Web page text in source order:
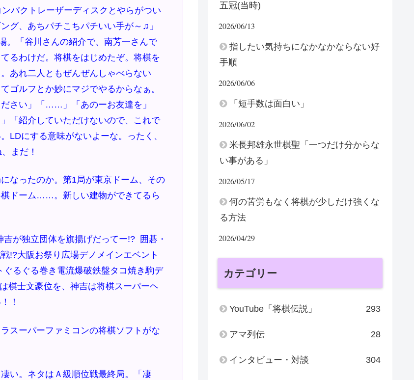
パクトレーザーディスクとやらがつい
グ、あちパチこちパチいい手が～♫」
。「谷川さんの紹介で、南芳一さんで
るわけだ。将棋をはじめたぞ。将棋を
あれ二人ともぜんぜんしゃべらない
ルフとか妙にマジでやるからなぁ。
さい」「……」「あのーお友達を」
紹介していただけないので、これで
にする意味がないよーな。ったく、
まだ！
なったのか。第1局が東京ドーム、その
ドーム……。新しい建物ができてるら
が独立団体を旗揚げだってー!? 囲碁・
!?大阪お祭り広場デノメインエベント
るぐる巻き電流爆破鉄盤タコ焼き駒デ
棋士文豪位を、神吉は将棋スーパーヘ
！
スーパーファミコンの将棋ソフトがな
い。ネタはＡ級順位戦最終局。「凄
五冠(当時)
2026/06/13
指したい気持ちになかなかならない好
手順
2026/06/06
「短手数は面白い」
2026/06/02
米長邦雄永世棋聖「一つだけ分からな
い事がある」
2026/05/17
何の苦労もなく将棋が少しだけ強くな
る方法
2026/04/29
カテゴリー
YouTube「将棋伝説」 293
アマ列伝 28
インタビュー・対談 304